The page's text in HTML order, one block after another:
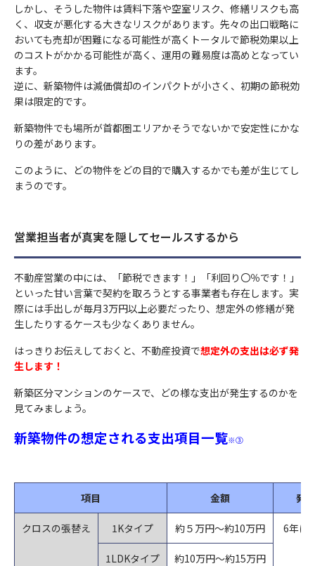
しかし、そうした物件は賃料下落や空室リスク、修繕リスクも高
く、収支が悪化する大きなリスクがあります。先々の出口戦略に
おいても売却が困難になる可能性が高くトータルで節税効果以上
のコストがかかる可能性が高く、運用の難易度は高めとなってい
ます。
逆に、新築物件は減価償却のインパクトが小さく、初期の節税効
果は限定的です。
新築物件でも場所が首都圏エリアかそうでないかで安定性にかな
りの差があります。
このように、どの物件をどの目的で購入するかでも差が生じてし
まうのです。
営業担当者が真実を隠してセールスするから
不動産営業の中には、「節税できます！」「利回り〇％です！」
といった甘い言葉で契約を取ろうとする事業者も存在します。実
際には手出しが毎月3万円以上必要だったり、想定外の修繕が発
生したりするケースも少なくありません。
はっきりお伝えしておくと、不動産投資で想定外の支出は必ず発
生します！
新築区分マンションのケースで、どの様な支出が発生するのかを
見てみましょう。
新築物件の想定される支出項目一覧※③
項目 金額 発
クロスの張替え 1Kタイプ 約５万円～約10万円 6年に
1LDKタイプ 約10万円～約15万円